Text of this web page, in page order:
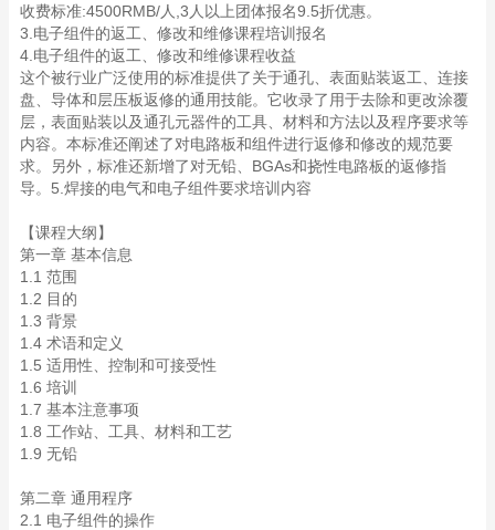
收费标准:4500RMB/人,3人以上团体报名9.5折优惠。
3.电子组件的返工、修改和维修课程培训报名
4.电子组件的返工、修改和维修课程收益
这个被行业广泛使用的标准提供了关于通孔、表面贴装返工、连接
盘、导体和层压板返修的通用技能。它收录了用于去除和更改涂覆
层，表面贴装以及通孔元器件的工具、材料和方法以及程序要求等
内容。本标准还阐述了对电路板和组件进行返修和修改的规范要
求。另外，标准还新增了对无铅、BGAs和挠性电路板的返修指
导。5.焊接的电气和电子组件要求培训内容
【课程大纲】
第一章 基本信息
1.1 范围
1.2 目的
1.3 背景
1.4 术语和定义
1.5 适用性、控制和可接受性
1.6 培训
1.7 基本注意事项
1.8 工作站、工具、材料和工艺
1.9 无铅
第二章 通用程序
2.1 电子组件的操作